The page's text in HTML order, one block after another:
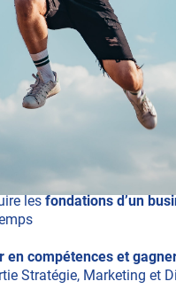
les fondations d’un
en compétences et
Stratégie, Marketing et